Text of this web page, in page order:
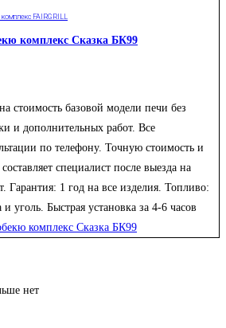
комплекс FAIRGRILL
комплекс Сказка БК99
стоимость базовой модели печи без
и дополнительных работ. Все
по телефону. Точную стоимость и
специалист после выезда на
Гарантия: 1 год на все изделия. Топливо:
и уголь. Быстрая установка за 4-6 часов
нет